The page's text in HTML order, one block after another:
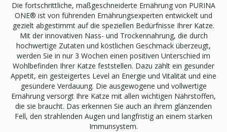
Die fortschrittliche, maßgeschneiderte Ernährung von PURINA
ONE® ist von führenden Ernährungsexperten entwickelt und
gezielt abgestimmt auf die speziellen Bedürfnisse Ihrer Katze.
Mit der innovativen Nass- und Trockennahrung, die durch
hochwertige Zutaten und köstlichen Geschmack überzeugt,
werden Sie in nur 3 Wochen einen positiven Unterschied im
Wohlbefinden Ihrer Katze feststellen. Dazu zählt ein gesunder
Appetit, ein gesteigertes Level an Energie und Vitalität und eine
gesündere Verdauung. Die ausgewogene und vollwertige
Ernährung versorgt Ihre Katze mit allen wichtigen Nährstoffen,
die sie braucht. Das erkennen Sie auch an ihrem glänzenden
Fell, den strahlenden Augen und langfristig an einem starken
Immunsystem.